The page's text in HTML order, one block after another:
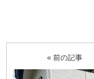
« 前の記事